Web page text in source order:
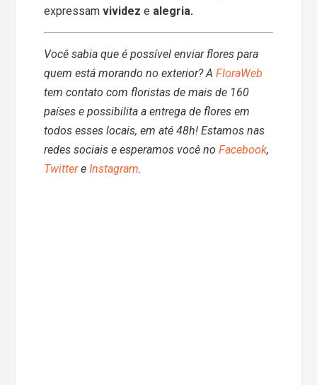
expressamvividez e alegria.
Você sabia que é possível enviar flores para
quem está morando no exterior? AFloraWeb
tem contato com floristas de mais de 160
países e possibilita a entrega de flores em
todos esses locais, em até 48h! Estamos nas
redes sociais e esperamos você noFacebook,
TwittereInstagram.